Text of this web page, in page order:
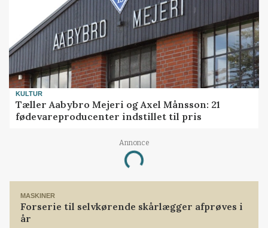
KULTUR
Tæller Aabybro Mejeri og Axel Månsson: 21
fødevareproducenter indstillet til pris
Annonce
Loading...
MASKINER
Forserie til selvkørende skårlægger afprøves i
år